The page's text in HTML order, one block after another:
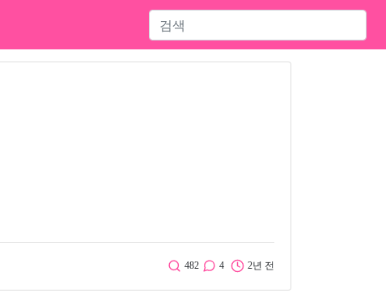
482 4 2년 전